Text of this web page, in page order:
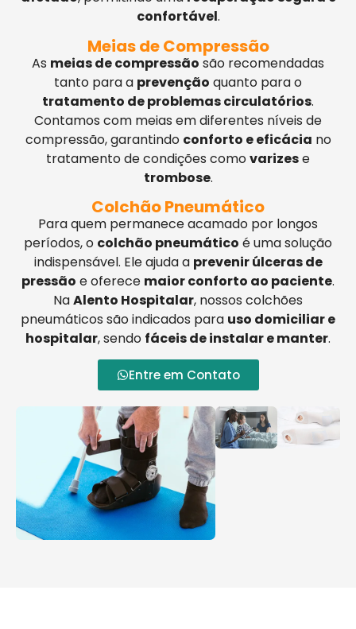
confortável.
Meias de Compressão
As meias de compressão são recomendadas
tanto para a prevenção quanto para o
tratamento de problemas circulatórios.
Contamos com meias em diferentes níveis de
compressão, garantindo conforto e eficácia no
tratamento de condições comovarizese
trombose.
Colchão Pneumático
Para quem permanece acamado por longos
períodos, o colchão pneumático é uma solução
indispensável. Ele ajuda a prevenir úlceras de
pressão e oferece maior conforto ao paciente.
NaAlento Hospitalar, nossos colchões
pneumáticos são indicados para uso domiciliar e
hospitalar, sendo fáceis de instalar e manter.
Entre em Contato